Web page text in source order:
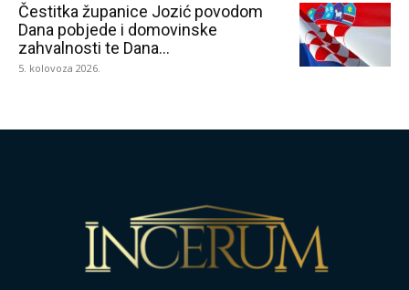
Čestitka županice Jozić povodom
Dana pobjede i domovinske
zahvalnosti te Dana...
5. kolovoza 2026.